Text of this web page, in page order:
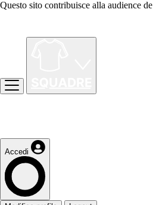
Questo sito contribuisce alla audience de
Accedi